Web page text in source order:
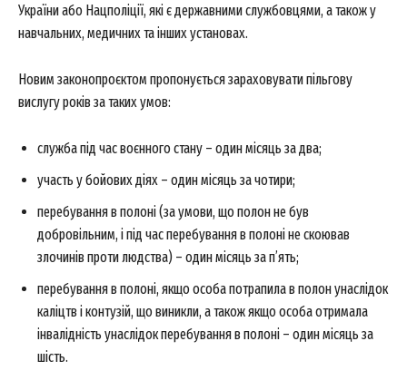
України або Нацполіції, які є державними службовцями, а також у
навчальних, медичних та інших установах.
Новим законопроєктом пропонується зараховувати пільгову
вислугу років за таких умов:
служба під час воєнного стану – один місяць за два;
участь у бойових діях – один місяць за чотири;
перебування в полоні (за умови, що полон не був
добровільним, і під час перебування в полоні не скоював
злочинів проти людства) – один місяць за п’ять;
перебування в полоні, якщо особа потрапила в полон унаслідок
каліцтв і контузій, що виникли, а також якщо особа отримала
інвалідність унаслідок перебування в полоні – один місяць за
шість.